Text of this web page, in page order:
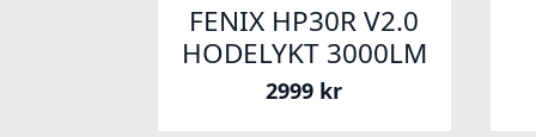
FENIX HP30R V2.0
HODELYKT 3000LM
2999 kr